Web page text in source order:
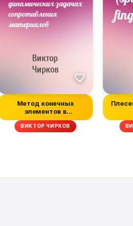
Метод конечных
элементов в
динамических задачах
со...
ВИКТОР ЧИРКОВ